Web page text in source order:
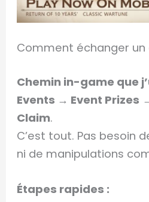
Comment échanger
Chemin in-game que
Events → Event Prizes
Claim.
C’est tout. Pas besoin
ni de manipulations
Étapes rapides :